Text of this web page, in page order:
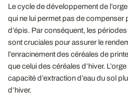
Le cycle de développement de
qui ne lui permet pas de compenser
d’épis. Par conséquent, les
sont cruciales pour assurer le
l’enracinement des céréales de
que celui des céréales d’hiver.
capacité d’extraction d’eau du sol
d’hiver.